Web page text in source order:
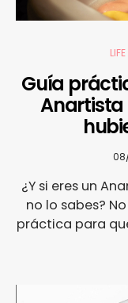
Guía
Anartista
¿Y si eres un
no lo sabes?
práctica para